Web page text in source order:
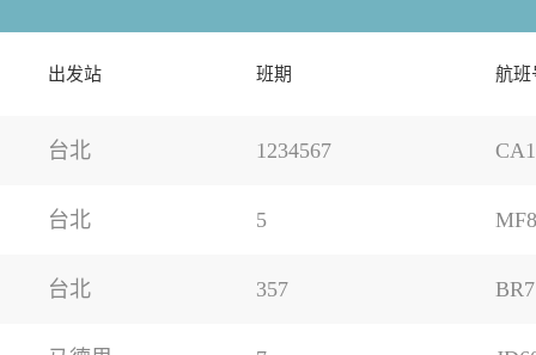
出发站 班期 航班
台北 1234567
台北 5
台北 357